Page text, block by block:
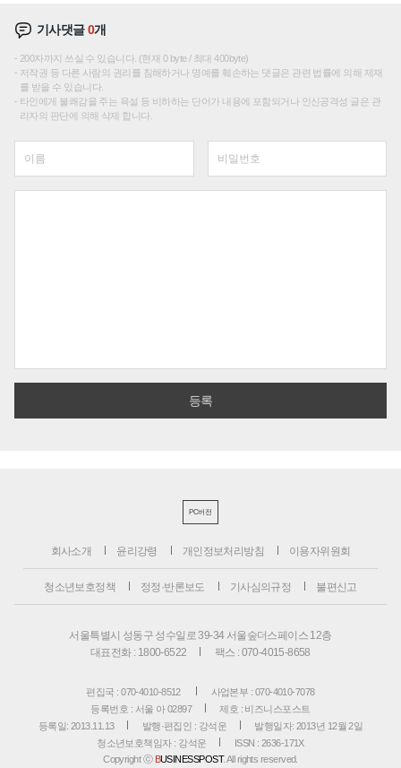
기사댓글0개
200자까지 쓰실 수 있습니다. (현재 0 byte / 최대 400byte)
저작권 등 다른 사람의 권리를 침해하거나 명예를 훼손하는 댓글은 관련 법률에 의해 제재
를 받을 수 있습니다.
타인에게 불쾌감을 주는 욕설 등 비하하는 단어가 내용에 포함되거나 인신공격성 글은 관
리자의 판단에 의해 삭제 합니다.
PC버전
회사소개 윤리강령 개인정보처리방침 이용자위원회
청소년보호정책 정정·반론보도 기사심의규정 불편신고
서울특별시 성동구 성수일로 39-34 서울숲더스페이스 12층
대표전화 : 1800-6522
팩스 : 070-4015-8658
편집국 : 070-4010-8512
사업본부 : 070-4010-7078
등록번호 : 서울 아 02897
제호 : 비즈니스포스트
등록일: 2013.11.13
발행·편집인 : 강석운
발행일자: 2013년 12월 2일
청소년보호책임자 : 강석운
ISSN : 2636-171X
Copyright ⓒ BUSINESSPOST. All rights reserved.